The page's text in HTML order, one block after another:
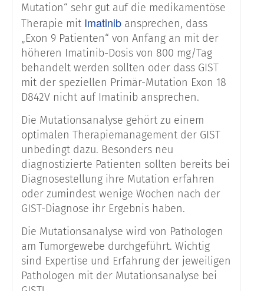
Mutation“ sehr gut auf die medikamentöse
Therapie mit Imatinib ansprechen, dass
„Exon 9 Patienten“ von Anfang an mit der
höheren Imatinib-Dosis von 800 mg/Tag
behandelt werden sollten oder dass GIST
mit der speziellen Primär-Mutation Exon 18
D842V nicht auf Imatinib ansprechen.
Die Mutationsanalyse gehört zu einem
optimalen Therapiemanagement der GIST
unbedingt dazu. Besonders neu
diagnostizierte Patienten sollten bereits bei
Diagnosestellung ihre Mutation erfahren
oder zumindest wenige Wochen nach der
GIST-Diagnose ihr Ergebnis haben.
Die Mutationsanalyse wird von Pathologen
am Tumorgewebe durchgeführt. Wichtig
sind Expertise und Erfahrung der jeweiligen
Pathologen mit der Mutationsanalyse bei